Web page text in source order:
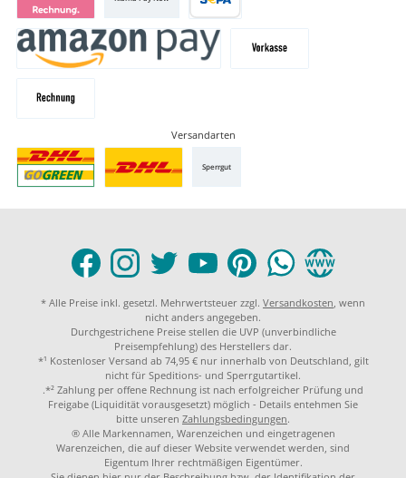
Versandarten
Sperrgut
* Alle Preise inkl. gesetzl. Mehrwertsteuer zzgl. Versandkosten, wenn
nicht anders angegeben.
Durchgestrichene Preise stellen die UVP (unverbindliche
Preisempfehlung) des Herstellers dar.
*¹ Kostenloser Versand ab 74,95 € nur innerhalb von Deutschland, gilt
nicht für Speditions- und Sperrgutartikel.
.*² Zahlung per offene Rechnung ist nach erfolgreicher Prüfung und
Freigabe (Liquidität vorausgesetzt) möglich - Details entehmen Sie
bitte unseren Zahlungsbedingungen.
® Alle Markennamen, Warenzeichen und eingetragenen
Warenzeichen, die auf dieser Website verwendet werden, sind
Eigentum Ihrer rechtmäßigen Eigentümer.